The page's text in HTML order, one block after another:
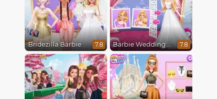
Bridezilla Barbie 7.8 Barbie Wedding Fun 7.8